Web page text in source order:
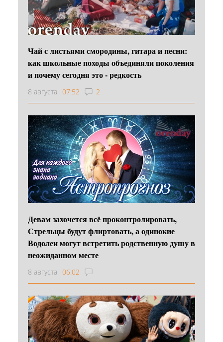
Чай с листьями смородины, гитара и песни:
как школьные походы объединяли поколения
и почему сегодня это - редкость
8 августа 07:52 2
Девам захочется всё проконтролировать,
Стрельцы будут флиртовать, а одинокие
Водолеи могут встретить родственную душу в
неожиданном месте
8 августа 06:02